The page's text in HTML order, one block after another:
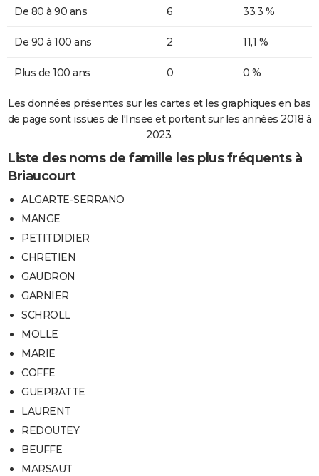
De 80 à 90 ans 6 33,3 %
De 90 à 100 ans 2 11,1 %
Plus de 100 ans 0 0 %
Les données présentes sur les cartes et les graphiques en bas
de page sont issues de l'Insee et portent sur les années 2018 à
2023.
Liste des noms de famille les plus fréquents à
Briaucourt
ALGARTE-SERRANO
MANGE
PETITDIDIER
CHRETIEN
GAUDRON
GARNIER
SCHROLL
MOLLE
MARIE
COFFE
GUEPRATTE
LAURENT
REDOUTEY
BEUFFE
MARSAUT